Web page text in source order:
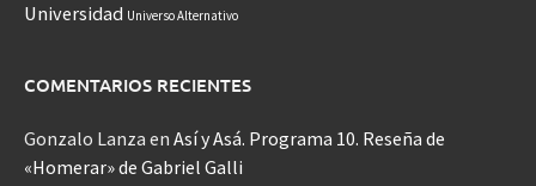
Universidad Universo Alternativo
COMENTARIOS RECIENTES
Gonzalo Lanza en Así y Asá. Programa 10. Reseña de
«Homerar» de Gabriel Galli